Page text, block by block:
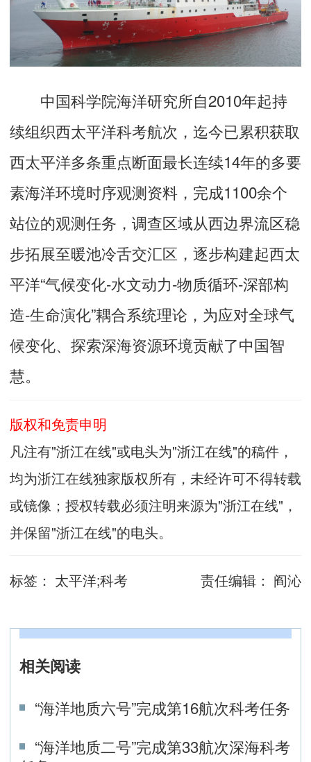
中国科学院海洋研究所自2010年起持
续组织西太平洋科考航次，迄今已累积获取
西太平洋多条重点断面最长连续14年的多要
素海洋环境时序观测资料，完成1100余个
站位的观测任务，调查区域从西边界流区稳
步拓展至暖池冷舌交汇区，逐步构建起西太
平洋“气候变化-水文动力-物质循环-深部构
造-生命演化”耦合系统理论，为应对全球气
候变化、探索深海资源环境贡献了中国智
慧。
版权和免责申明
凡注有"浙江在线"或电头为"浙江在线"的稿件，
均为浙江在线独家版权所有，未经许可不得转载
或镜像；授权转载必须注明来源为"浙江在线"，
并保留"浙江在线"的电头。
标签： 太平洋;科考 责任编辑： 阎沁
相关阅读
“海洋地质六号”完成第16航次科考任务
“海洋地质二号”完成第33航次深海科考